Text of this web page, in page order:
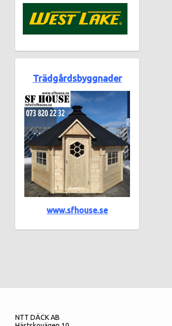
Trädgårdsbyggnader
www.sfhouse.se
NTT DÄCK AB